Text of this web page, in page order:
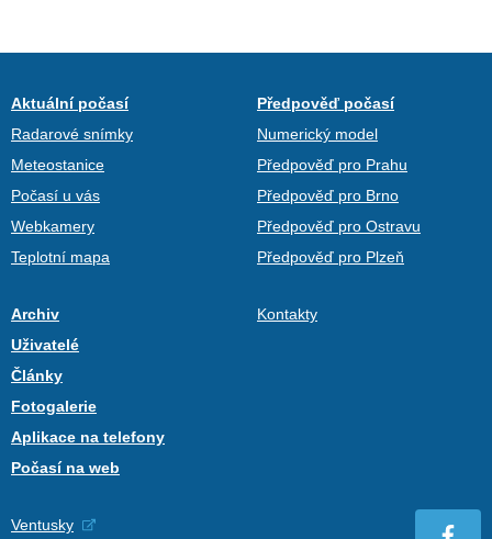
Aktuální počasí
Radarové snímky
Meteostanice
Počasí u vás
Webkamery
Teplotní mapa
Předpověď počasí
Numerický model
Předpověď pro Prahu
Předpověď pro Brno
Předpověď pro Ostravu
Předpověď pro Plzeň
Archiv
Uživatelé
Články
Fotogalerie
Aplikace na telefony
Počasí na web
Kontakty
Ventusky